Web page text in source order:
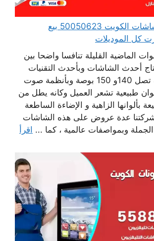
بيع تلفزيونات شاشات الكويت 50050623 بيع
كل الموديلات
الماضية القليلة تنافسا واضحا بين
أحدث الشاشات وبأحدث التقنيات
وبأحجام متنوعة تصل 140و 150 بوصة وبأنظمة صوت
طبيعية تشعر العميل وكانه يطل من
بألوانها الزاهية و الإضاءة الساطعة
شركتنا عدة عروض على هذه الشاشات
وبمواصفات عالمية ، كما ... اقرأ